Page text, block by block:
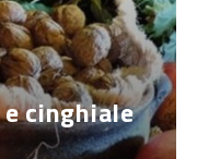
e cinghiale